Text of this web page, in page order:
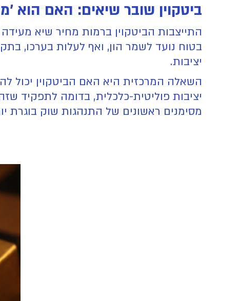
ביטקוין שובר שיאים: האם הוא
התייצבות הביטקוין ברמות מחיר שיא
בטוח נועד לשמר הון, ואף לעלות בערכו,
יציבות.
השאלה המרכזית היא האם הביטקוין יכול
יציבות פוליטית-כלכלית, בדומה לתפקיד
מסימנים ראשונים של התנהגות שוק בוגרת